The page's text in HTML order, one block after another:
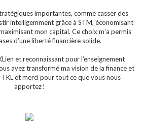
importantes, comme casser des
intelligemment grâce à STM, économisant
mon capital. Ce choix m’a permis
d’une liberté financière solide.
et reconnaissant pour l’enseignement
avez transformé ma vision de la finance et
et merci pour tout ce que vous nous
apportez !